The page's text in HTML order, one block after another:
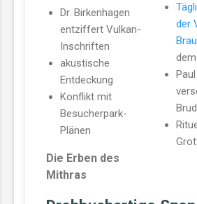
Dr. Birkenhagen
entziffert Vulkan-
Inschriften
akustische
Entdeckung
Konflikt mit
Besucherpark-
Plänen
Die Erben des
Mithras
der